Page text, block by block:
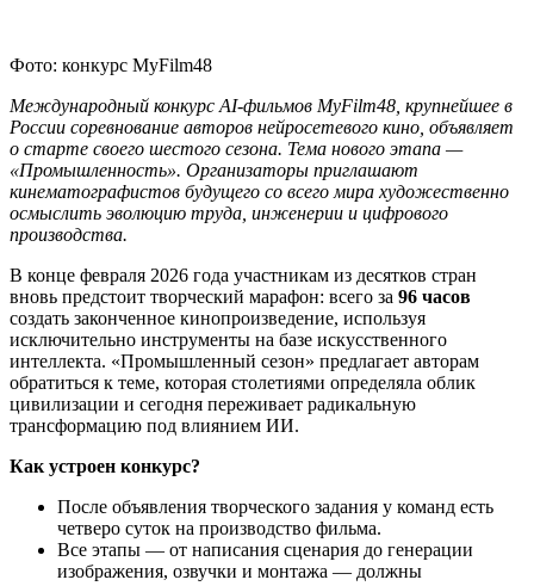
Фото: конкурс MyFilm48
Международный конкурс AI-фильмов MyFilm48, крупнейшее в
России соревнование авторов нейросетевого кино, объявляет
о старте своего шестого сезона. Тема нового этапа —
«Промышленность». Организаторы приглашают
кинематографистов будущего со всего мира художественно
осмыслить эволюцию труда, инженерии и цифрового
производства.
В конце февраля 2026 года участникам из десятков стран
вновь предстоит творческий марафон: всего за 96 часов
создать законченное кинопроизведение, используя
исключительно инструменты на базе искусственного
интеллекта. «Промышленный сезон» предлагает авторам
обратиться к теме, которая столетиями определяла облик
цивилизации и сегодня переживает радикальную
трансформацию под влиянием ИИ.
Как устроен конкурс?
После объявления творческого задания у команд есть
четверо суток на производство фильма.
Все этапы — от написания сценария до генерации
изображения, озвучки и монтажа — должны